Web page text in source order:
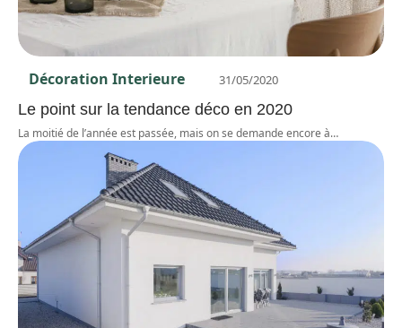
Décoration Interieure 31/05/2020
Le point sur la tendance déco en 2020
La moitié de l’année est passée, mais on se demande encore à…